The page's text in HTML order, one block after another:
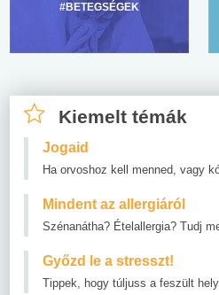
#BETEGSÉGEK
Kiemelt témák
Jogaid
Ha orvoshoz kell menned, vagy
Mindent az allergiáról
Szénanátha? Ételallergia? Tudj
Győzd le a stresszt!
Tippek, hogy túljuss a feszült